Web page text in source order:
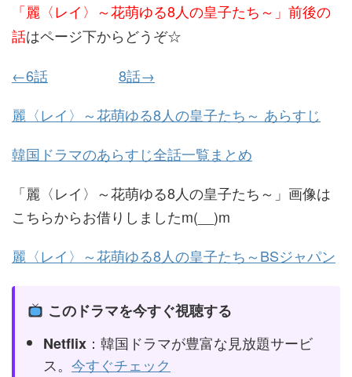
「麗〈レイ〉～花萌ゆる8人の皇子たち～」前後の
話はページ下からどうぞ☆
←6話
8話→
麗〈レイ〉～花萌ゆる8人の皇子たち～ あらすじ
韓国ドラマのあらすじ全話一覧まとめ
「麗〈レイ〉～花萌ゆる8人の皇子たち～」画像は
こちらからお借りしましたm(__)m
麗〈レイ〉～花萌ゆる8人の皇子たち～BSジャパン
このドラマを今すぐ視聴する
Netflix ：韓国ドラマが豊富な見放題サービ
ス。 今すぐチェック